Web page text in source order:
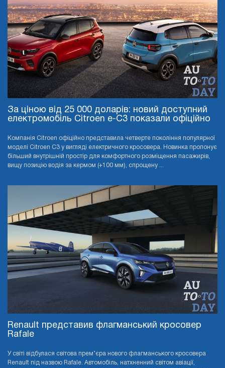
За ціною від 25 000 доларів: новий доступний
електромобіль Citroen e-C3 показали офіційно
Компанія Citroen офіційно представила четверте покоління популярної
моделі Citroen C3 у вигляді електричного кросовера. Новинка пропонує
більший внутрішній простір для комфортного розміщення пасажирів,
вищу позицію водія за кермом (+100 мм), спрощену ...
Renault представив флагманський кросовер
Rafale
У світі відбулася світова прем’єра нового флагманського кросовера
Renault під назвою Rafale. Автомобіль, натхненний світом авіації,